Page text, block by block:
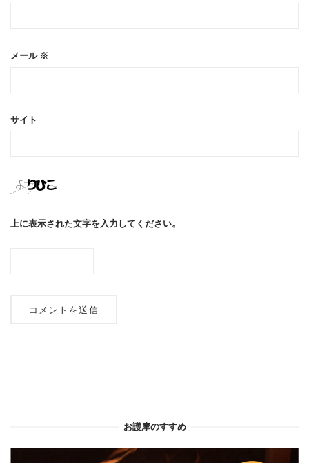
メール ※
サイト
上に表示された文字を入力してください。
お護摩のすすめ